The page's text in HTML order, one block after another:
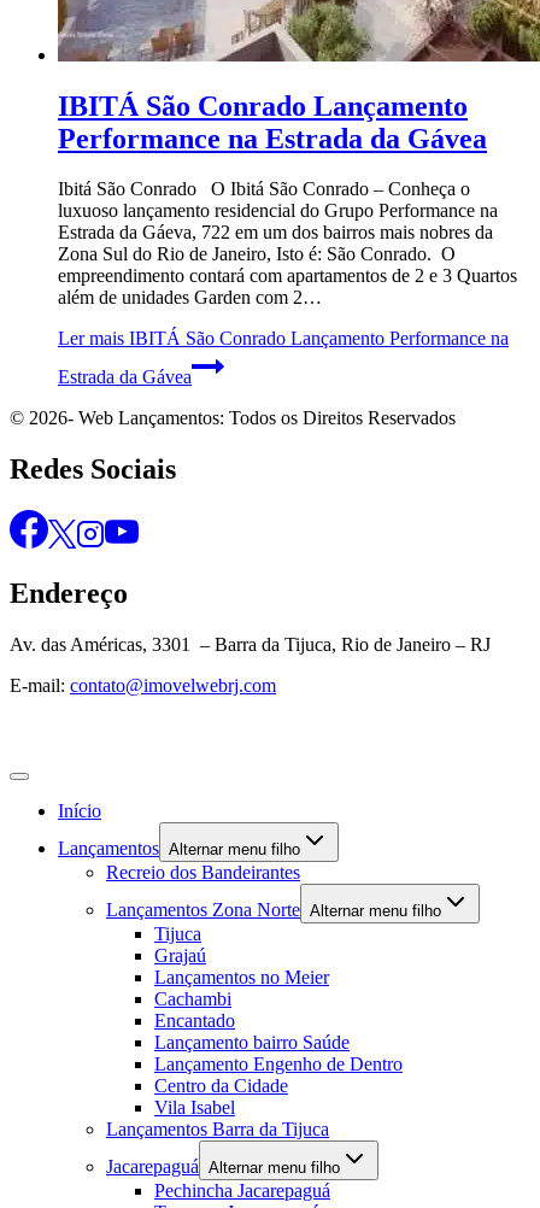
IBITÁ São Conrado Lançamento
Performance na Estrada da Gávea
Ibitá São Conrado O Ibitá São Conrado – Conheça o
luxuoso lançamento residencial do Grupo Performance na
Estrada da Gáeva, 722 em um dos bairros mais nobres da
Zona Sul do Rio de Janeiro, Isto é: São Conrado. O
empreendimento contará com apartamentos de 2 e 3 Quartos
além de unidades Garden com 2…
Ler mais IBITÁ São Conrado Lançamento Performance na
Estrada da Gávea
© 2026- Web Lançamentos: Todos os Direitos Reservados
Redes Sociais
Endereço
Av. das Américas, 3301 – Barra da Tijuca, Rio de Janeiro – RJ
E-mail: contato@imovelwebrj.com
Início
Lançamentos Alternar menu filho
Recreio dos Bandeirantes
Lançamentos Zona Norte Alternar menu filho
Tijuca
Grajaú
Lançamentos no Meier
Cachambi
Encantado
Lançamento bairro Saúde
Lançamento Engenho de Dentro
Centro da Cidade
Vila Isabel
Lançamentos Barra da Tijuca
Jacarepaguá Alternar menu filho
Pechincha Jacarepaguá